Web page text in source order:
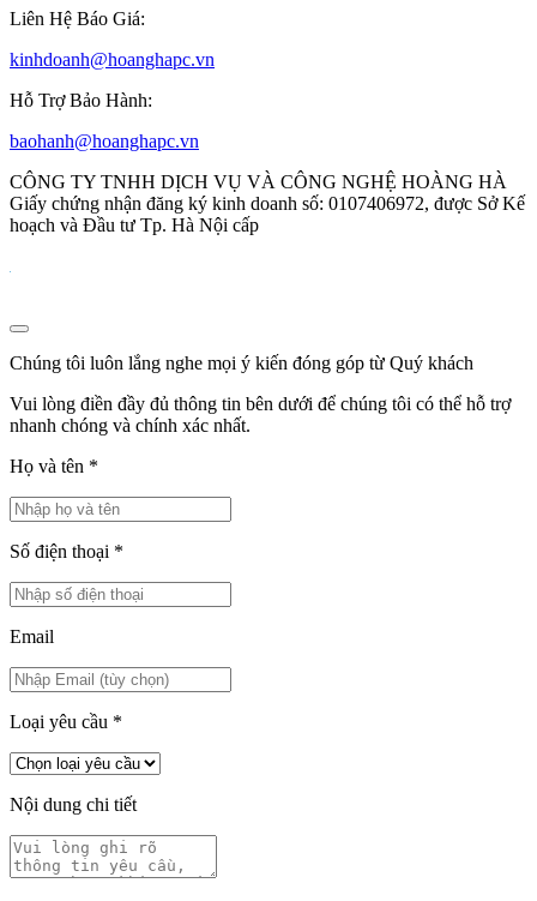
Liên Hệ Báo Giá:
kinhdoanh@hoanghapc.vn
Hỗ Trợ Bảo Hành:
baohanh@hoanghapc.vn
CÔNG TY TNHH DỊCH VỤ VÀ CÔNG NGHỆ HOÀNG HÀ
Giấy chứng nhận đăng ký kinh doanh số: 0107406972, được Sở Kế
hoạch và Đầu tư Tp. Hà Nội cấp
Chúng tôi luôn lắng nghe mọi ý kiến đóng góp từ Quý khách
Vui lòng điền đầy đủ thông tin bên dưới để chúng tôi có thể hỗ trợ
nhanh chóng và chính xác nhất.
Họ và tên *
Số điện thoại *
Email
Loại yêu cầu *
Nội dung chi tiết